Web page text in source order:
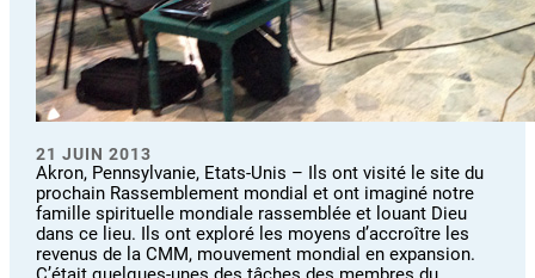
21 JUIN 2013
Akron, Pennsylvanie, Etats-Unis – Ils ont visité le site du
prochain Rassemblement mondial et ont imaginé notre
famille spirituelle mondiale rassemblée et louant Dieu
dans ce lieu. Ils ont exploré les moyens d’accroître les
revenus de la CMM, mouvement mondial en expansion.